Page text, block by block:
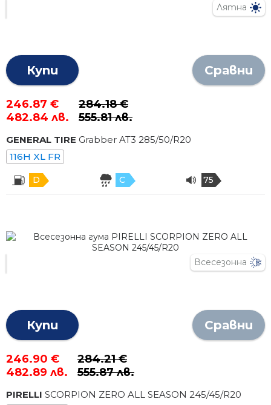
Лятна
Купи Сравни
246.87 €
482.84 лв.
284.18 €
555.81 лв.
GENERAL TIRE Grabber AT3 285/50/R20
116H XL FR
D C 75
Всесезонна
Купи Сравни
246.90 €
482.89 лв.
284.21 €
555.87 лв.
PIRELLI SCORPION ZERO ALL SEASON 245/45/R20